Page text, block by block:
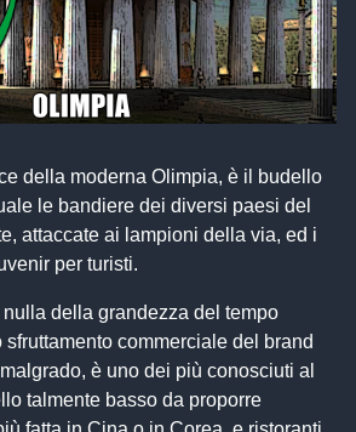
della moderna Olimpia, è il budello
le bandiere dei diversi paesi del
attaccate ai lampioni della via, ed i
per turisti.
della grandezza del tempo
sfruttamento commerciale del brand
è uno dei più conosciuti al
talmente basso da proporre